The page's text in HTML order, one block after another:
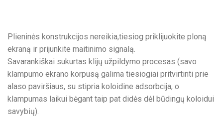
Plieninės konstrukcijos nereikia,tiesiog priklijuokite ploną
ekraną ir prijunkite maitinimo signalą.
Savarankiškai sukurtas klijų užpildymo procesas (savo
klampumo ekrano korpusą galima tiesiogiai pritvirtinti prie
alaso paviršiaus, su stipria koloidine adsorbcija, o
klampumas laikui bėgant taip pat didės dėl būdingų koloidui
savybių).